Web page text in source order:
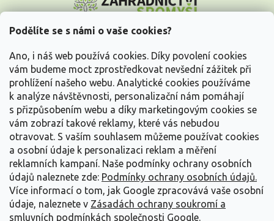
Podělíte se s námi o vaše cookies?
Ano, i náš web používá cookies. Díky povolení cookies
vám budeme moct zprostředkovat nevšední zážitek při
prohlížení našeho webu. Analytické cookies používáme
k analýze návštěvnosti, personalizační nám pomáhají
s přizpůsobením webu a díky marketingovým cookies se
vám zobrazí takové reklamy, které vás nebudou
otravovat. S vaším souhlasem můžeme používat cookies
a osobní údaje k personalizaci reklam a měření
reklamních kampaní. Naše podmínky ochrany osobních
údajů naleznete zde: Podmínky ochrany osobních údajů.
Více informací o tom, jak Google zpracovává vaše osobní
údaje, naleznete v Zásadách ochrany soukromí a
smluvních podmínkách společnosti Google.
p
Vše o nákupu
Informace pro Vás
Kontakujte nás